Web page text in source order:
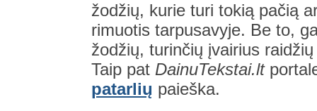
žodžių, kurie turi tokią pačią
rimuotis tarpusavyje. Be to,
žodžių, turinčių įvairius
Taip pat DainuTekstai.lt
patarlių paieška.